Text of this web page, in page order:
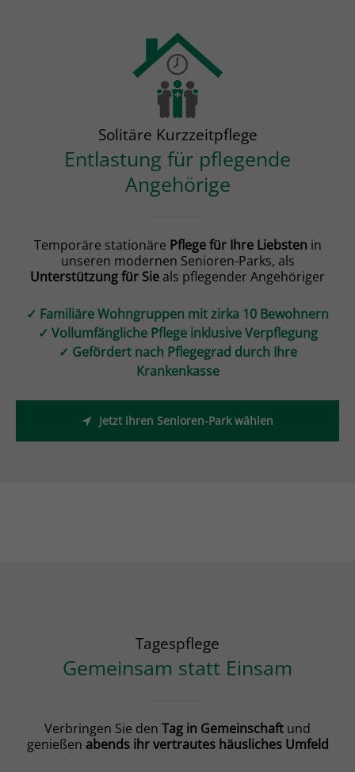
Solitäre Kurzzeitpflege
Entlastung für pflegende
Angehörige
Temporäre stationäre Pflege für Ihre Liebsten in
unseren modernen Senioren-Parks, als
Unterstützung für Sie als pflegender Angehöriger
✓ Familiäre Wohngruppen mit zirka 10 Bewohnern
✓ Vollumfängliche Pflege inklusive Verpflegung
✓ Gefördert nach Pflegegrad durch Ihre
Krankenkasse
Jetzt ihren Senioren-Park wählen
Tagespflege
Gemeinsam statt Einsam
Verbringen Sie den Tag in Gemeinschaft und
genießen abends ihr vertrautes häusliches Umfeld